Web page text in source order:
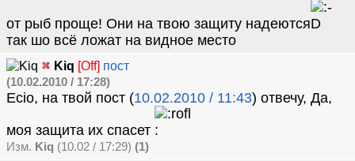
от рыб проще! Они на твою защиту надеются
так шо всё ложат на видное место
Kiq [Off] пост
(10.02.2010 / 17:28)
Ecio, на твой пост (10.02.2010 / 11:43) отвечу, Да,
моя защита их спасет
Изм. Kiq (10.02 / 17:29) (1)